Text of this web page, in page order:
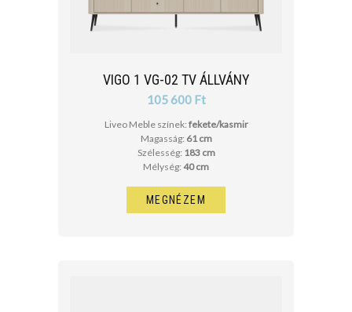
VIGO 1 VG-02 TV ÁLLVÁNY
105 600 Ft
Liveo Meble színek: fekete/kasmir
Magasság: 61 cm
Szélesség: 183 cm
Mélység: 40 cm
MEGNÉZEM